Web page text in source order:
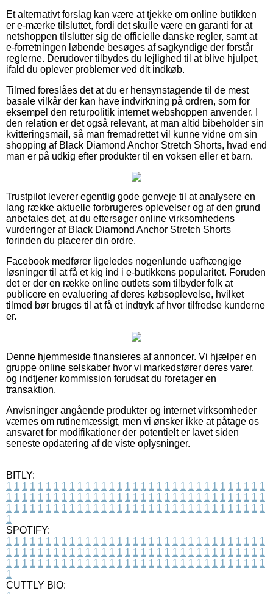
Et alternativt forslag kan være at tjekke om online butikken
er e-mærke tilsluttet, fordi det skulle være en garanti for at
netshoppen tilslutter sig de officielle danske regler, samt at
e-forretningen løbende besøges af sagkyndige der forstår
reglerne. Derudover tilbydes du lejlighed til at blive hjulpet,
ifald du oplever problemer ved dit indkøb.
Tilmed foreslåes det at du er hensynstagende til de mest
basale vilkår der kan have indvirkning på ordren, som for
eksempel den returpolitik internet webshoppen anvender. I
den relation er det også relevant, at man altid bibeholder sin
kvitteringsmail, så man fremadrettet vil kunne vidne om sin
shopping af Black Diamond Anchor Stretch Shorts, hvad end
man er på udkig efter produkter til en voksen eller et barn.
Trustpilot leverer egentlig gode genveje til at analysere en
lang række aktuelle forbrugeres oplevelser og af den grund
anbefales det, at du eftersøger online virksomhedens
vurderinger af Black Diamond Anchor Stretch Shorts
forinden du placerer din ordre.
Facebook medfører ligeledes nogenlunde uafhængige
løsninger til at få et kig ind i e-butikkens popularitet. Foruden
det er der en række online outlets som tilbyder folk at
publicere en evaluering af deres købsoplevelse, hvilket
tilmed bør bruges til at få et indtryk af hvor tilfredse kunderne
er.
Denne hjemmeside finansieres af annoncer. Vi hjælper en
gruppe online selskaber hvor vi markedsfører deres varer,
og indtjener kommission forudsat du foretager en
transaktion.
Anvisninger angående produkter og internet virksomheder
værnes om rutinemæssigt, men vi ønsker ikke at påtage os
ansvaret for modifikationer der potentielt er lavet siden
seneste opdatering af de viste oplysninger.
BITLY:
1 1 1 1 1 1 1 1 1 1 1 1 1 1 1 1 1 1 1 1 1 1 1 1 1 1 1 1 1 1 1 1 1
1 1 1 1 1 1 1 1 1 1 1 1 1 1 1 1 1 1 1 1 1 1 1 1 1 1 1 1 1 1 1 1 1
1 1 1 1 1 1 1 1 1 1 1 1 1 1 1 1 1 1 1 1 1 1 1 1 1 1 1 1 1 1 1 1 1
1
SPOTIFY:
1 1 1 1 1 1 1 1 1 1 1 1 1 1 1 1 1 1 1 1 1 1 1 1 1 1 1 1 1 1 1 1 1
1 1 1 1 1 1 1 1 1 1 1 1 1 1 1 1 1 1 1 1 1 1 1 1 1 1 1 1 1 1 1 1 1
1 1 1 1 1 1 1 1 1 1 1 1 1 1 1 1 1 1 1 1 1 1 1 1 1 1 1 1 1 1 1 1 1
1
CUTTLY BIO: